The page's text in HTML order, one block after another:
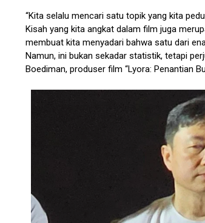
“Kita selalu mencari satu topik yang kita
Kisah yang kita angkat dalam film juga
membuat kita menyadari bahwa satu dari
Namun, ini bukan sekadar statistik, tetapi
Boediman, produser film “Lyora: Penantian